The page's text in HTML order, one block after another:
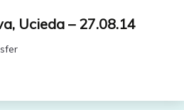
Ucieda – 27.08.14